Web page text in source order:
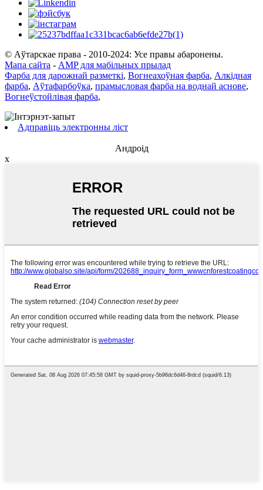
© Аўтарскае права - 2010-2024: Усе правы абаронены.
Мапа сайта - AMP для мабільных прылад
Фарба для дарожнай разметкі, Вогнеахоўная фарба, Алкідная
фарба, Аўтафарбоўка, прамысловая фарба на воднай аснове,
Вогнеўстойлівая фарба,
Адправіць электронны ліст
Андроід
x